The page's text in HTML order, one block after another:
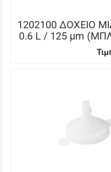
1202100 ΔΟΧΕΙΟ
0.6 L / 125 μm